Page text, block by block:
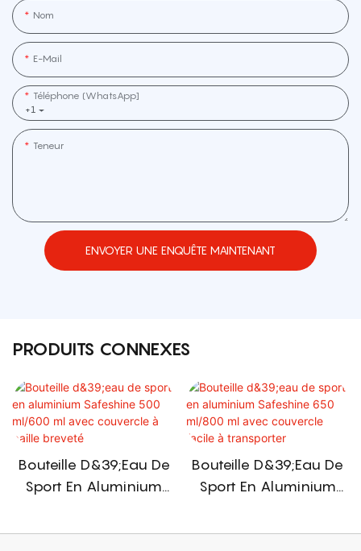
Nom
E-Mail
+1
Téléphone (WhatsApp]
Teneur
ENVOYER UNE ENQUÊTE MAINTENANT
PRODUITS CONNEXES
Bouteille D&39;eau De
Sport En Aluminium
Ml Avec Couvercle À
Bouteille D&39;eau De
Sport En Aluminium
Ml Avec Couvercle